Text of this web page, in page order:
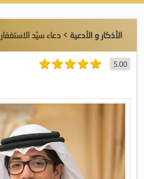
الأذكار و الأدعية > دعاء سيّد الاستغفار
5.00